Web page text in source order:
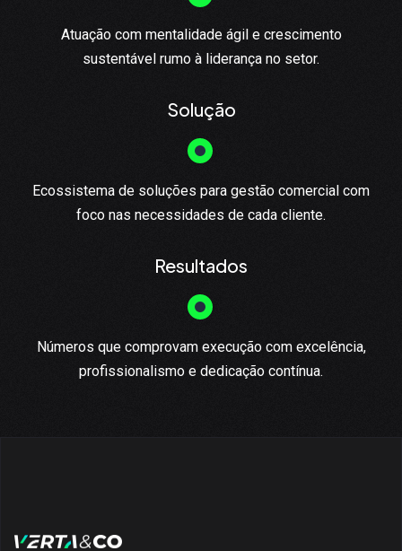
Atuação com mentalidade ágil e crescimento
sustentável rumo à liderança no setor.
Solução
Ecossistema de soluções para gestão comercial com
foco nas necessidades de cada cliente.
Resultados
Números que comprovam execução com excelência,
profissionalismo e dedicação contínua.